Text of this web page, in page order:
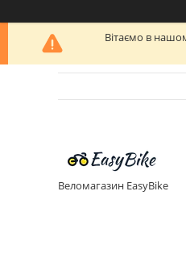
Вітаємо в
Веломагазин EasyBike